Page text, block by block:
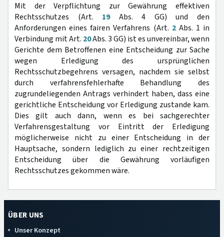
Mit der Verpflichtung zur Gewährung effektiven
Rechtsschutzes (Art. 19Abs. 4 GG) und den
Anforderungen eines fairen Verfahrens (Art. 2Abs. 1 in
Verbindung mit Art. 20Abs. 3 GG) ist es unvereinbar, wenn
Gerichte dem Betroffenen eine Entscheidung zur Sache
wegen Erledigung des ursprünglichen
Rechtsschutzbegehrens versagen, nachdem sie selbst
durch verfahrensfehlerhafte Behandlung des
zugrundeliegenden Antrags verhindert haben, dass eine
gerichtliche Entscheidung vor Erledigung zustande kam.
Dies gilt auch dann, wenn es bei sachgerechter
Verfahrensgestaltung vor Eintritt der Erledigung
möglicherweise nicht zu einer Entscheidung in der
Hauptsache, sondern lediglich zu einer rechtzeitigen
Entscheidung über die Gewährung vorläufigen
Rechtsschutzes gekommen wäre.
ÜBER UNS
Unser Konzept